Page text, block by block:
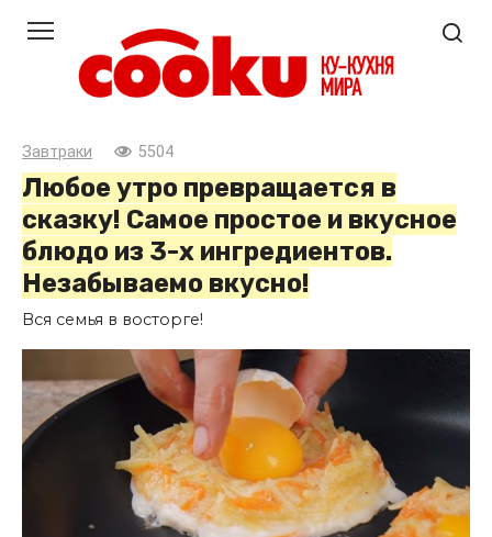
контенту
Завтраки 5504
Любое утро превращается в
сказку! Самое простое и вкусное
блюдо из 3-х ингредиентов.
Незабываемо вкусно!
Вся семья в восторге!